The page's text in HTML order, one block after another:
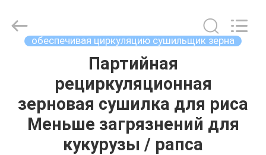
ПРОДУКТЫ
TECHNOLOGY
обеспечивая циркуляцию сушильщик зерна
Партийная
рециркуляционная
зерновая сушилка для риса
Меньше загрязнений для
кукурузы / рапса